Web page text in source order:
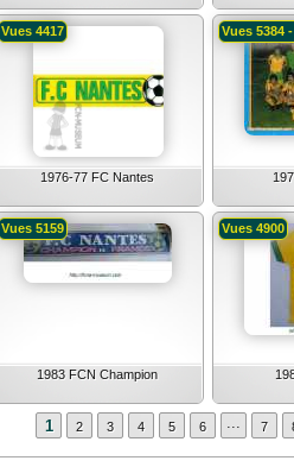
1976-77 FC Nantes
Vues 4417 Vues 5384
1983 FCN Champion
Vues 5159 Vues 4900
1 2 3 4 5 6 ... 7